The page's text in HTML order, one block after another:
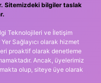
Sitemizdeki bilgiler taslak
Teknolojileri ve İletişim
Sağlayıcı olarak hizmet
proaktif olarak denetleme
Ancak, üyelerimiz
olup, siteye üye olarak